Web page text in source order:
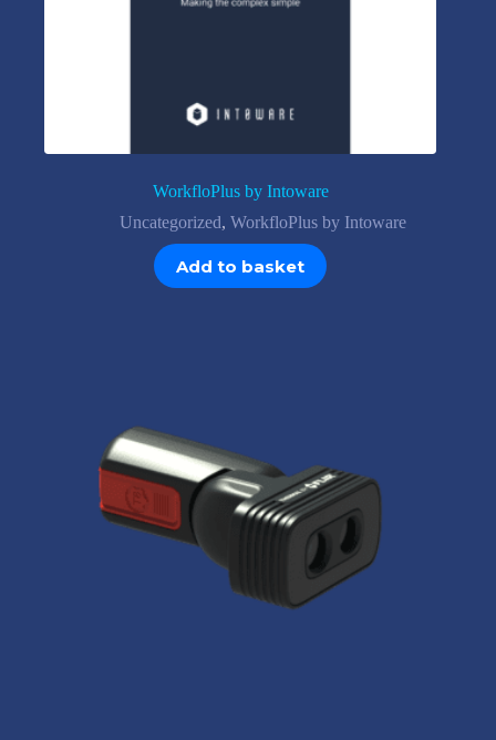
WorkfloPlus by Intoware
Uncategorized, WorkfloPlus by Intoware
Add to basket